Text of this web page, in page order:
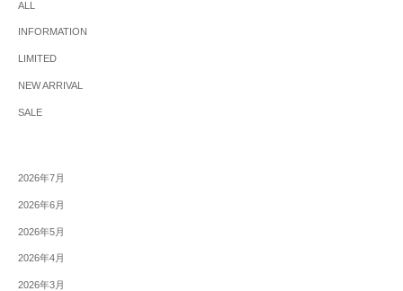
ALL
INFORMATION
LIMITED
NEW ARRIVAL
SALE
2026年7月
2026年6月
2026年5月
2026年4月
2026年3月